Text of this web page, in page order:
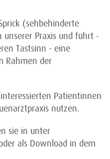
(sehbehinderte
unserer Praxis und führt -
Tastsinn - eine
Rahmen der
Patientinnen
nutzen.
sie in unter
als Download in dem